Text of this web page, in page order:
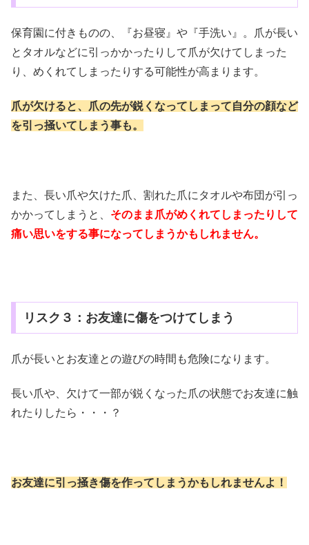
保育園に付きものの、『お昼寝』や『手洗い』。爪が長い
とタオルなどに引っかかったりして爪が欠けてしまった
り、めくれてしまったりする可能性が高まります。
爪が欠けると、爪の先が鋭くなってしまって自分の顔など
を引っ掻いてしまう事も。
また、長い爪や欠けた爪、割れた爪にタオルや布団が引っ
かかってしまうと、 そのまま爪がめくれてしまったりして
痛い思いをする事になってしまうかもしれません。
リスク３：お友達に傷をつけてしまう
爪が長いとお友達との遊びの時間も危険になります。
長い爪や、欠けて一部が鋭くなった爪の状態でお友達に触
れたりしたら・・・？
お友達に引っ掻き傷を作ってしまうかもしれませんよ！